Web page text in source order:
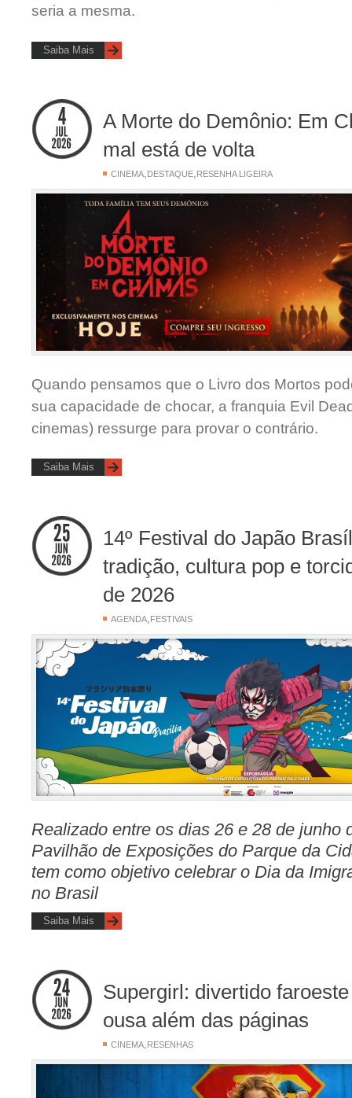
seria a mesma.
Saiba Mais
A Morte do Demônio: Em
mal está de volta
CINEMA DESTAQUE RESENHA LIGEIRA
​Quando pensamos que o Livro dos Mortos
sua capacidade de chocar, a franquia Evil
cinemas) ressurge para provar o contrário.
Saiba Mais
14º Festival do Japão
tradição, cultura pop e
de 2026
AGENDA,FESTIVAIS
Realizado entre os dias 26 e 28 de junho
Pavilhão de Exposições do Parque da
tem como objetivo celebrar o Dia da
no Brasil
Saiba Mais
Supergirl: divertido
ousa além das páginas
CINEMA, RESENHAS